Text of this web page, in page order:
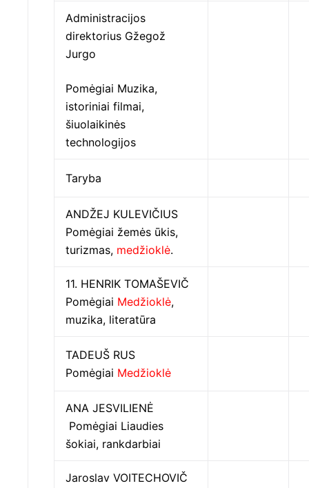
Administracijos
direktorius Gžegož
Jurgo
Pomėgiai Muzika,
istoriniai filmai,
šiuolaikinės
technologijos
Taryba
ANDŽEJ KULEVIČIUS
Pomėgiai žemės ūkis,
turizmas, medžioklė.
11. HENRIK TOMAŠEVIČ
Pomėgiai Medžioklė,
muzika, literatūra
TADEUŠ RUS
Pomėgiai Medžioklė
ANA JESVILIENĖ
Pomėgiai Liaudies
šokiai, rankdarbiai
Jaroslav VOITECHOVIČ